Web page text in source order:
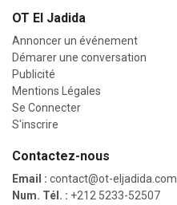
OT El Jadida
Annoncer un événement
Démarer une conversation
Publicité
Mentions Légales
Se Connecter
S'inscrire
Contactez-nous
Email : contact@ot-eljadida.com
Num. Tél. : +212 5233-52507